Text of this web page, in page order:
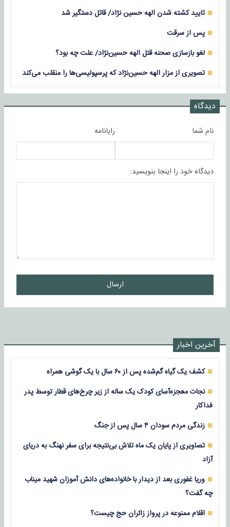
تایید کشته شدن الهه حسین نژاد/ قاتل دستگیر شد
پس از سرقت
لغو بازسازی صحنه قتل الهه حسین‌نژاد/ علت چه بود؟
تصویری از مزار الهه حسین‌نژاد که پرسپولیسی‌ها را منقلب می‌کند
دیدگاه
نام شما رایانامه
دیدگاه خود را اینجا بنویسید:
ارسال
آخرین اخبار
کشف یک گیاه گم‌شده پس از ۶۰ سال با یک گوشی همراه
نجات معجزه‌آسای کودک یک ساله از زیر چرخ‌های قطار توسط پدر
فداکار
زندگی مردم سودان ۴ سال پس از جنگ
تصاویری از پایان یک ماه تلاش بی‌نتیجه برای سفر نهنگ به دریای
آزاد
وریا غفوری بعد از دیدار با خانواده‌های دانش آموزان شهید میناب
چه گفت؟
اقلام ممنوعه در پرواز زائران حج چیست؟